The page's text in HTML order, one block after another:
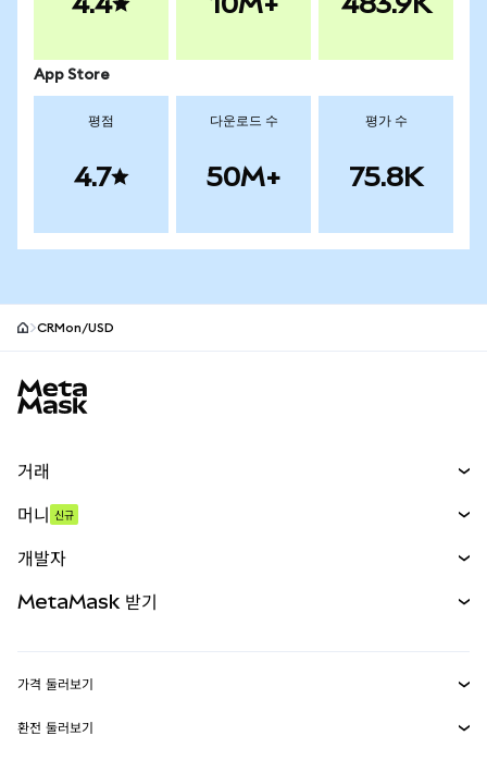
App Store
평점
4.7
다운로드 수
50M+
평가 수
75.8K
CRMon/USD
거래
무기한 선물
실물자산
머니 신규
개발자
MetaMask Connect
MetaMask 받기
가격 둘러보기
이더리움 가격
환전 둘러보기